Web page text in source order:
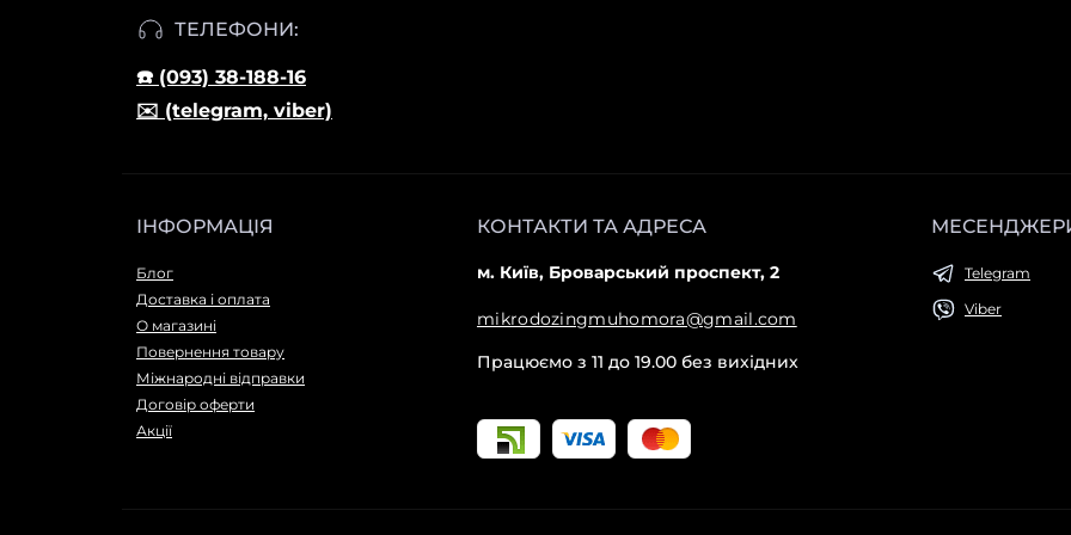
ТЕЛЕФОНИ:
☎️ (093) 38-188-16
✉️ (telegram, viber)
ІНФОРМАЦІЯ
Блог
Доставка і оплата
О магазині
Повернення товару
Міжнародні відправки
Договір оферти
Акції
КОНТАКТИ ТА АДРЕСА
м. Київ, Броварський проспект, 2
mikrodozingmuhomora@gmail.com
Працюємо з 11 до 19.00 без вихідних
Telegram
Viber